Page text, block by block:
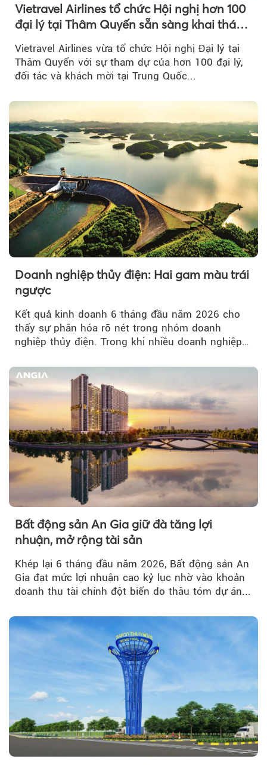
Vietravel Airlines tổ chức Hội nghị hơn 100
đại lý tại Thâm Quyến sẵn sàng khai thác
đường bay thẳng TP.HCM - Thâm Quyến
Vietravel Airlines vừa tổ chức Hội nghị Đại lý tại
Thâm Quyến với sự tham dự của hơn 100 đại lý,
đối tác và khách mời tại Trung Quốc...
Doanh nghiệp thủy điện: Hai gam màu trái
ngược
Kết quả kinh doanh 6 tháng đầu năm 2026 cho
thấy sự phân hóa rõ nét trong nhóm doanh
nghiệp thủy điện. Trong khi nhiều doanh nghiệp
Bất động sản An Gia giữ đà tăng lợi
nhuận, mở rộng tài sản
Khép lại 6 tháng đầu năm 2026, Bất động sản An
Gia đạt mức lợi nhuận cao kỷ lục nhờ vào khoản
doanh thu tài chính đột biến do thâu tóm dự án...